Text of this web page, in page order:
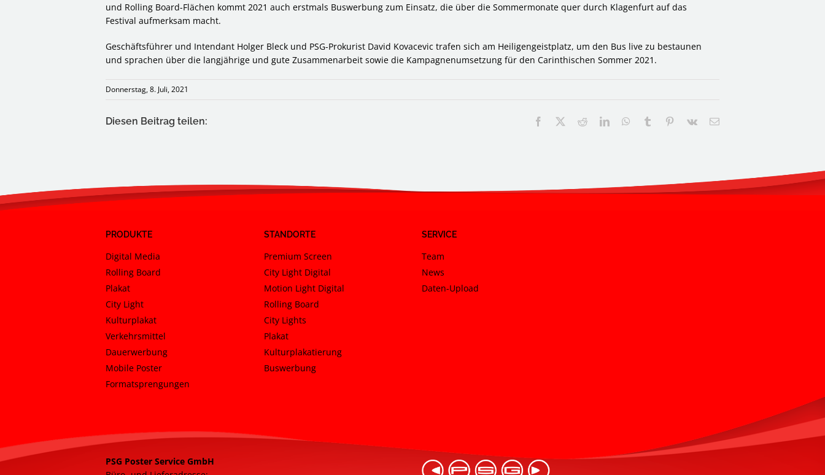
und Rolling Board-Flächen kommt 2021 auch erstmals Buswerbung zum Einsatz, die über die Sommermonate quer durch Klagenfurt auf das
Festival aufmerksam macht.
Geschäftsführer und Intendant Holger Bleck und PSG-Prokurist David Kovacevic trafen sich am Heiligengeistplatz, um den Bus live zu bestaunen
und sprachen über die langjährige und gute Zusammenarbeit sowie die Kampagnenumsetzung für den Carinthischen Sommer 2021.
Donnerstag, 8. Juli, 2021
Diesen Beitrag teilen: Facebook RedditLinkedInWhatsApp
Tumblr Pinterest
Vk
E-
PRODUKTE
Digital Media
Rolling Board
Plakat
City Light
Kulturplakat
Verkehrsmittel
Dauerwerbung
Mobile Poster
Formatsprengungen
STANDORTE
Premium Screen
City Light Digital
Motion Light Digital
Rolling Board
City Lights
Plakat
Kulturplakatierung
Buswerbung
SERVICE
Team
News
Daten-Upload
PSG Poster Service GmbH